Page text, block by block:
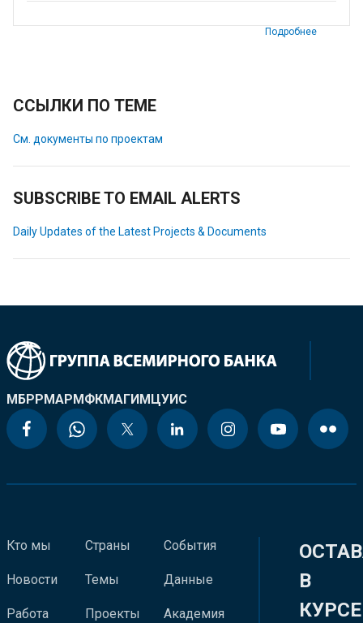
Подробнее
ССЫЛКИ ПО ТЕМЕ
См. документы по проектам
SUBSCRIBE TO EMAIL ALERTS
Daily Updates of the Latest Projects & Documents
МБРРМАРМФКМАГИМЦУИС
Кто мы
Новости
Работа
Страны
Темы
Проекты
События
Данные
Академия
В
КУРСЕ